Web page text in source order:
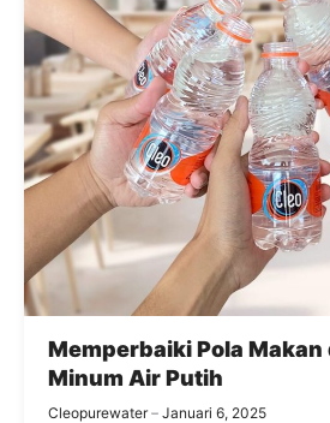
Memperbaiki Pola Makan
Minum Air Putih
Cleopurewater Januari 6, 2025